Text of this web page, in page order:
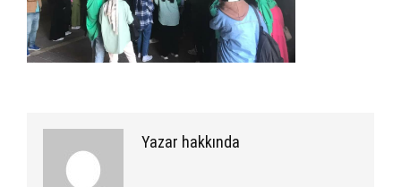
Yazar hakkında